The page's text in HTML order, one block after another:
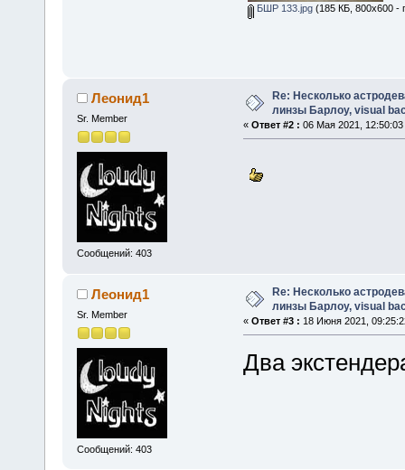
БШР 133.jpg(185 КБ, 800x600 -
Леонид1
Sr. Member
Сообщений: 403
Re: Несколько
линзы Барлоу, visual
« Ответ #2 : 06 Мая 2021, 12:50:03
Леонид1
Sr. Member
Сообщений: 403
Re: Несколько
линзы Барлоу, visual
« Ответ #3 : 18 Июня 2021,
Два